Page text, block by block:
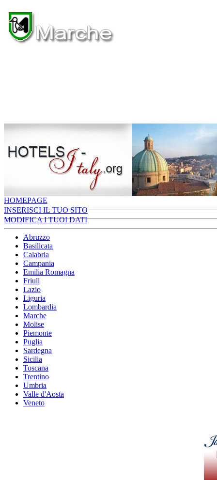
HOMEPAGE
INSERISCI IL TUO SITO
MODIFICA I TUOI DATI
Abruzzo
Basilicata
Calabria
Campania
Emilia Romagna
Friuli
Lazio
Liguria
Lombardia
Marche
Molise
Piemonte
Puglia
Sardegna
Sicilia
Toscana
Trentino
Umbria
Valle d'Aosta
Veneto